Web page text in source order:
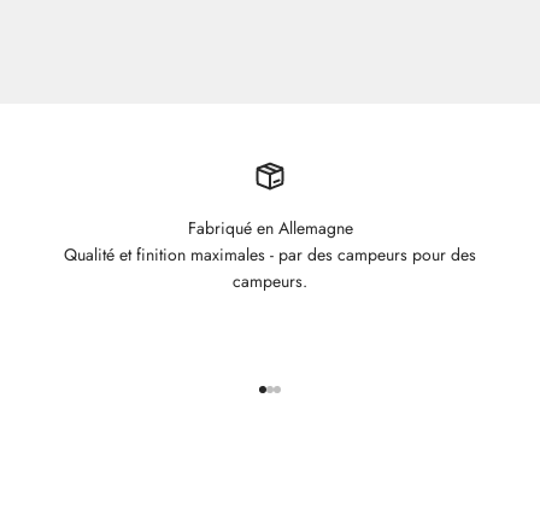
Fabriqué en Allemagne
Qualité et finition maximales - par des campeurs pour des
campeurs.